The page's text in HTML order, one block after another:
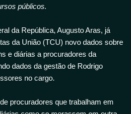
públicos.
da República, Augusto Aras, já
da União (TCU) novo dados sobre
e diárias a procuradores da
dados da gestão de Rodrigo
no cargo.
procuradores que trabalham em